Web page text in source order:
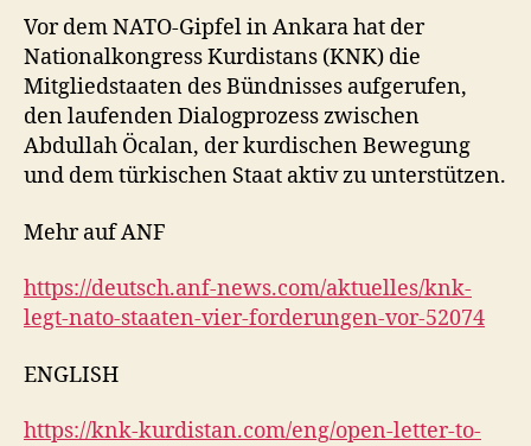
Vor dem NATO-Gipfel in Ankara hat der
Nationalkongress Kurdistans (KNK) die
Mitgliedstaaten des Bündnisses aufgerufen,
den laufenden Dialogprozess zwischen
Abdullah Öcalan, der kurdischen Bewegung
und dem türkischen Staat aktiv zu unterstützen.
Mehr auf ANF
https://deutsch.anf-news.com/aktuelles/knk-
legt-nato-staaten-vier-forderungen-vor-52074
ENGLISH
https://knk-kurdistan.com/eng/open-letter-to-